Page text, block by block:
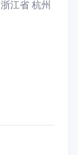
浙江省 杭州